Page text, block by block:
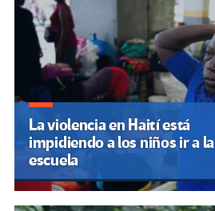
La violencia en Haití está
impidiendo a los niños ir a la
escuela